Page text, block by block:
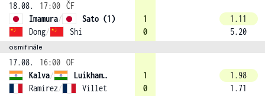
18.08.
17:00 ČF
Imamura/
Sato (1)
Dong/ Shi
1
0
1.11
5.20
osmifinále
17.08. 16:00 OF
Kalva/
Luikham (4)
Ramirez/ Villet
1
0
1.98
1.71